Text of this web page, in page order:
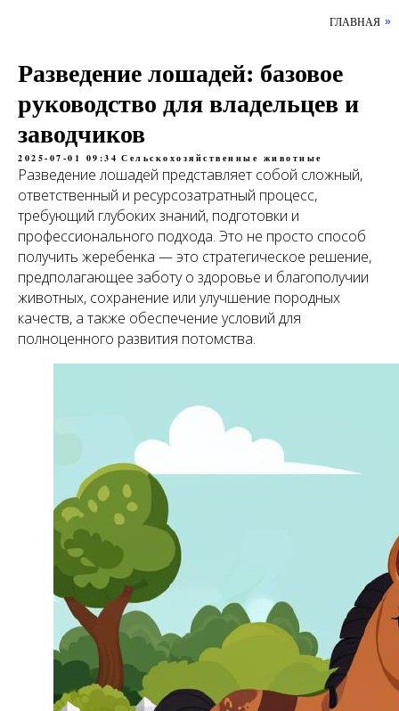
ГЛАВНАЯ »
Разведение лошадей: базовое
руководство для владельцев и
заводчиков
2025-07-01 09:34 Сельскохозяйственные животные
Разведение лошадей представляет собой сложный,
ответственный и ресурсозатратный процесс,
требующий глубоких знаний, подготовки и
профессионального подхода. Это не просто способ
получить жеребенка — это стратегическое решение,
предполагающее заботу о здоровье и благополучии
животных, сохранение или улучшение породных
качеств, а также обеспечение условий для
полноценного развития потомства.